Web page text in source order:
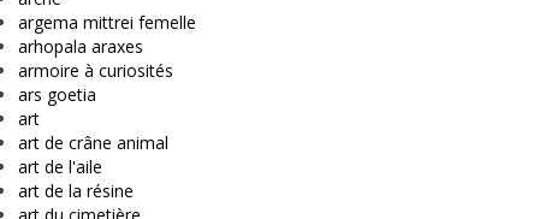
argema mittrei femelle
arhopala araxes
armoire à curiosités
ars goetia
art
art de crâne animal
art de l'aile
art de la résine
art du cimetière